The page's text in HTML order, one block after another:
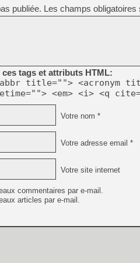
publiée. Les champs obligatoires
tags et attributs HTML:
title=""> <acronym
<em> <i> <q
Votre nom *
Votre adresse email *
Votre site internet
commentaires par e-mail.
articles par e-mail.